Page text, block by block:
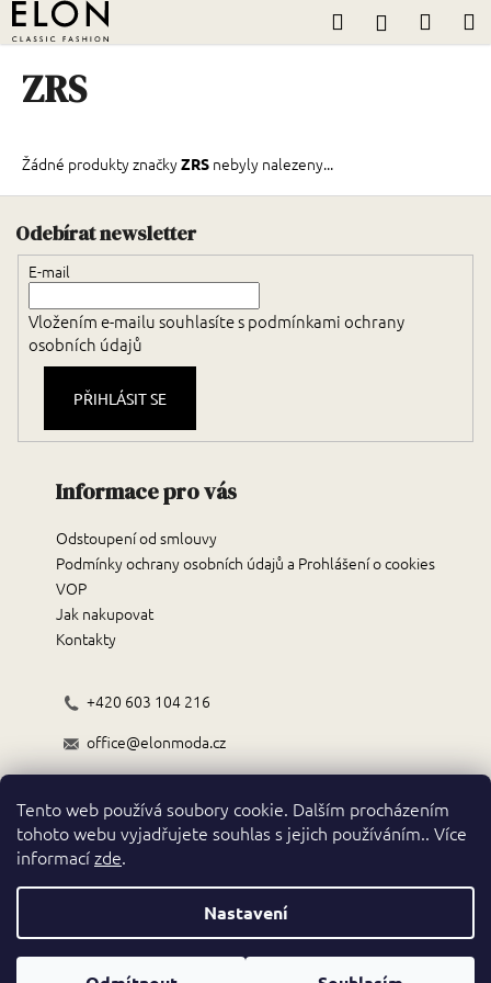
Tento web používá soubory cookie. Dalším procházením
tohoto webu vyjadřujete souhlas s jejich používáním.. Více
informacízde.
Nastavení
Přejít
na
obsah
HledatPřihlášení
ZRS
Žádné produkty značkyZRS nebyly nalezeny...
K
o
o
p
o
t
ř
e
b
u
t
HLEDAT
D
o
p
r
u
Odebírat newsletter
E-mail
Vložením e-mailu souhlasíte spodmínkami ochrany
osobních údajů
PŘIHLÁSIT SE
Informace pro vás
Odstoupení od smlouvy
Podmínky ochrany osobních údajů a Prohlášení o cookies
VOP
Jak nakupovat
Kontakty
+420 603 104 216
office@elonmoda.cz
Obchodní podmínky